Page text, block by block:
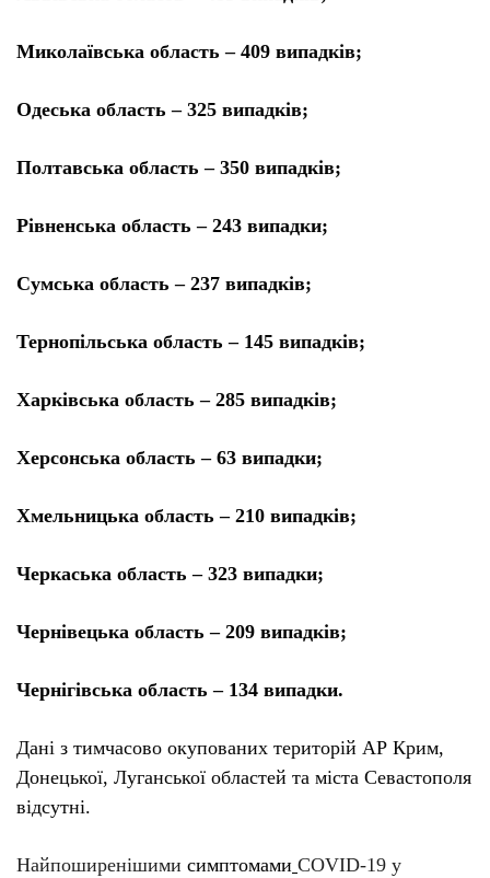
Миколаївська область – 409 випадків;
Одеська область – 325 випадків;
Полтавська область – 350 випадків;
Рівненська область – 243 випадки;
Сумська область – 237 випадків;
Тернопільська область – 145 випадків;
Харківська область – 285 випадків;
Херсонська область – 63 випадки;
Хмельницька область – 210 випадків;
Черкаська область – 323 випадки;
Чернівецька область – 209 випадків;
Чернігівська область – 134 випадки.
Дані з тимчасово окупованих територій АР Крим,
Донецької, Луганської областей та міста Севастополя
відсутні.
Найпоширенішими симптомами COVID-19 у